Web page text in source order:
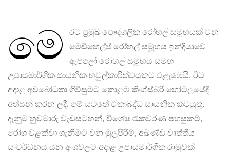
මෙ
රට ප්‍රමුඛ පෞද්ගලික රෝහල් සමූහයක් වන
මෙඩිහෙල්ප් රෝහල් සමූහය ඉන්දියාවේ
ඇපලෝ රෝහල් සමූහය සමඟ
උපායමාර්ගික සායනික හවුල්කාරිත්වයකට එළැඹෙයි. ඊට
අදාළ අවබෝධතා ගිවිසුමට කොළඹ කිංග්ස්බරි හෝටලයේදී
අත්සන් කරන ලදී. මේ යටතේ ඒකාබද්ධ සායනික කටයුතු,
දැනුම හුවමාරු වැඩසටහන්, විශේෂ රැකවරණ පහසුකම්,
රෝග වළක්වා ගැනීමට වන මුලපිරීම්, අඛණ්ඩ වෘත්තීය
සංවර්ධනය යන අංශවලට අදාළ උපායමාර්ගික රාමුවක්